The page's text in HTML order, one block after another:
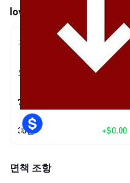
lower (LOWER) 가격 움직임
기간 변동 폭
오늘 +
7일
30일 +$0.00
면책 조항